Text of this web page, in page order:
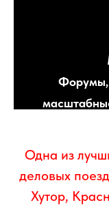
Форумы,
номеров,
Одна из
деловых
Хутор,